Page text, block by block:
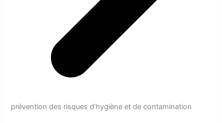
prévention des risques d’hygiène et de contamination